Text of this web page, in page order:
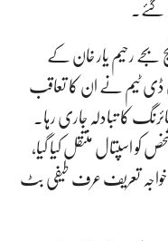
گئے۔
بجے رحیم یار خان کے
ڈی ٹیم نے ان کا تعاقب
کا تبادلہ جاری رہا۔
اسپتال منتقل کیا گیا،
خواجہ تعریف عرف طیفی بٹ